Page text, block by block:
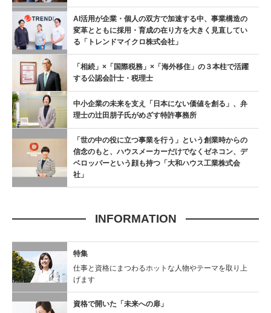
AI活用が企業・個人の双方で加速する中、事業構造の
変革とともに採用・育成の在り方を大きく見直してい
る「トレンドマイクロ株式会社」
「相続」×「国際税務」×「海外移住」の３本柱で活躍
する公認会計士・税理士
中小企業の未来を支え「日本にない価値を創る」、弁
理士の辻󠄀田朋子氏がめざす特許事務所
「世の中の役に立つ事業を行う」という創業時からの
信念のもと、ハウスメーカーだけでなくゼネコン、デ
ベロッパーという顔も持つ「大和ハウス工業株式会
社」
INFORMATION
特集
仕事と資格にまつわるホットな人物やテーマを取り上
げます
資格で開いた「未来への扉」